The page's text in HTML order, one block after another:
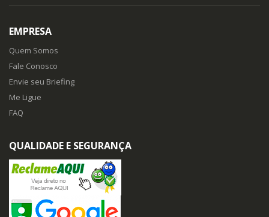
EMPRESA
Quem Somos
Fale Conosco
Envie seu Briefing
Me Ligue
FAQ
QUALIDADE E SEGURANÇA